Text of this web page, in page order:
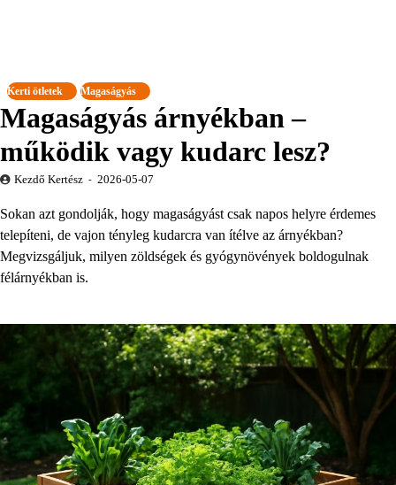
Kerti ötletek Magaságyás
Magaságyás árnyékban –
működik vagy kudarc lesz?
Kezdő Kertész 2026-05-07
Sokan azt gondolják, hogy magaságyást csak napos helyre érdemes
telepíteni, de vajon tényleg kudarcra van ítélve az árnyékban?
Megvizsgáljuk, milyen zöldségek és gyógynövények boldogulnak
félárnyékban is.